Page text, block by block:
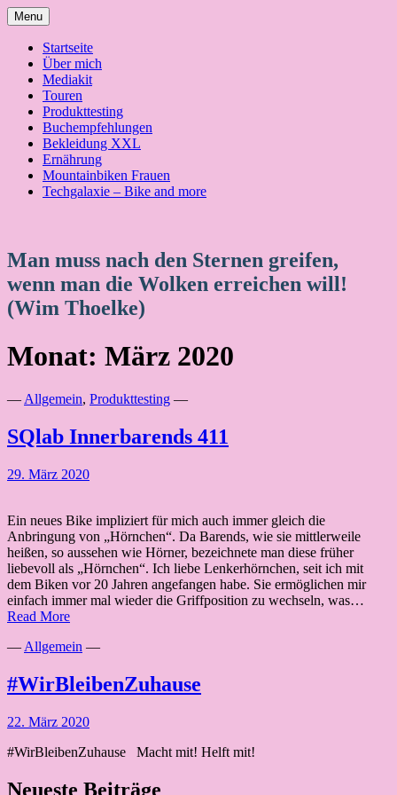
Skip
to
content
Menu
Startseite
Über mich
Mediakit
Touren
Produkttesting
Buchempfehlungen
Bekleidung XXL
Ernährung
Mountainbiken Frauen
Techgalaxie – Bike and more
Man muss nach den Sternen greifen,
wenn man die Wolken erreichen will!
(Wim Thoelke)
Monat: März 2020
— Allgemein, Produkttesting —
SQlab Innerbarends 411
29. März 2020
Ein neues Bike impliziert für mich auch immer gleich die
Anbringung von „Hörnchen“. Da Barends, wie sie mittlerweile
heißen, so aussehen wie Hörner, bezeichnete man diese früher
liebevoll als „Hörnchen“. Ich liebe Lenkerhörnchen, seit ich mit
dem Biken vor 20 Jahren angefangen habe. Sie ermöglichen mir
einfach immer mal wieder die Griffposition zu wechseln, was…
Read MoreSQlab
411
— Allgemein —
#WirBleibenZuhause
22. März 2020
#WirBleibenZuhause Macht mit! Helft mit!
Neueste Beiträge